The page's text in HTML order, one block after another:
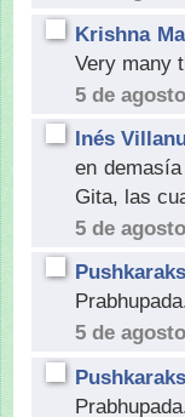
Krishna
Very many
5 de
Inés
en
Gita, las
5 de
5 de